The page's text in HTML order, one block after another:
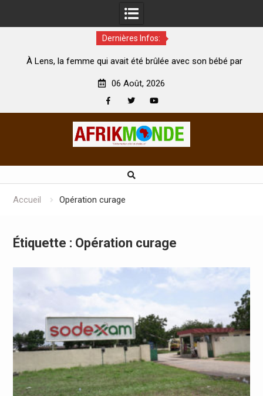
Dernières Infos:
qui avait été brûlée avec son bébé par
Coopération: Le
06 Août, 2026
Accueil Opération curage
Étiquette : Opération curage